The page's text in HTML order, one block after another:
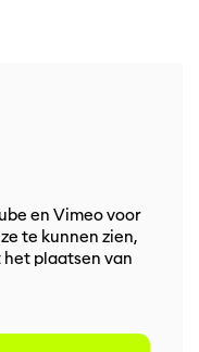
en Vimeo voor
te kunnen zien,
plaatsen van